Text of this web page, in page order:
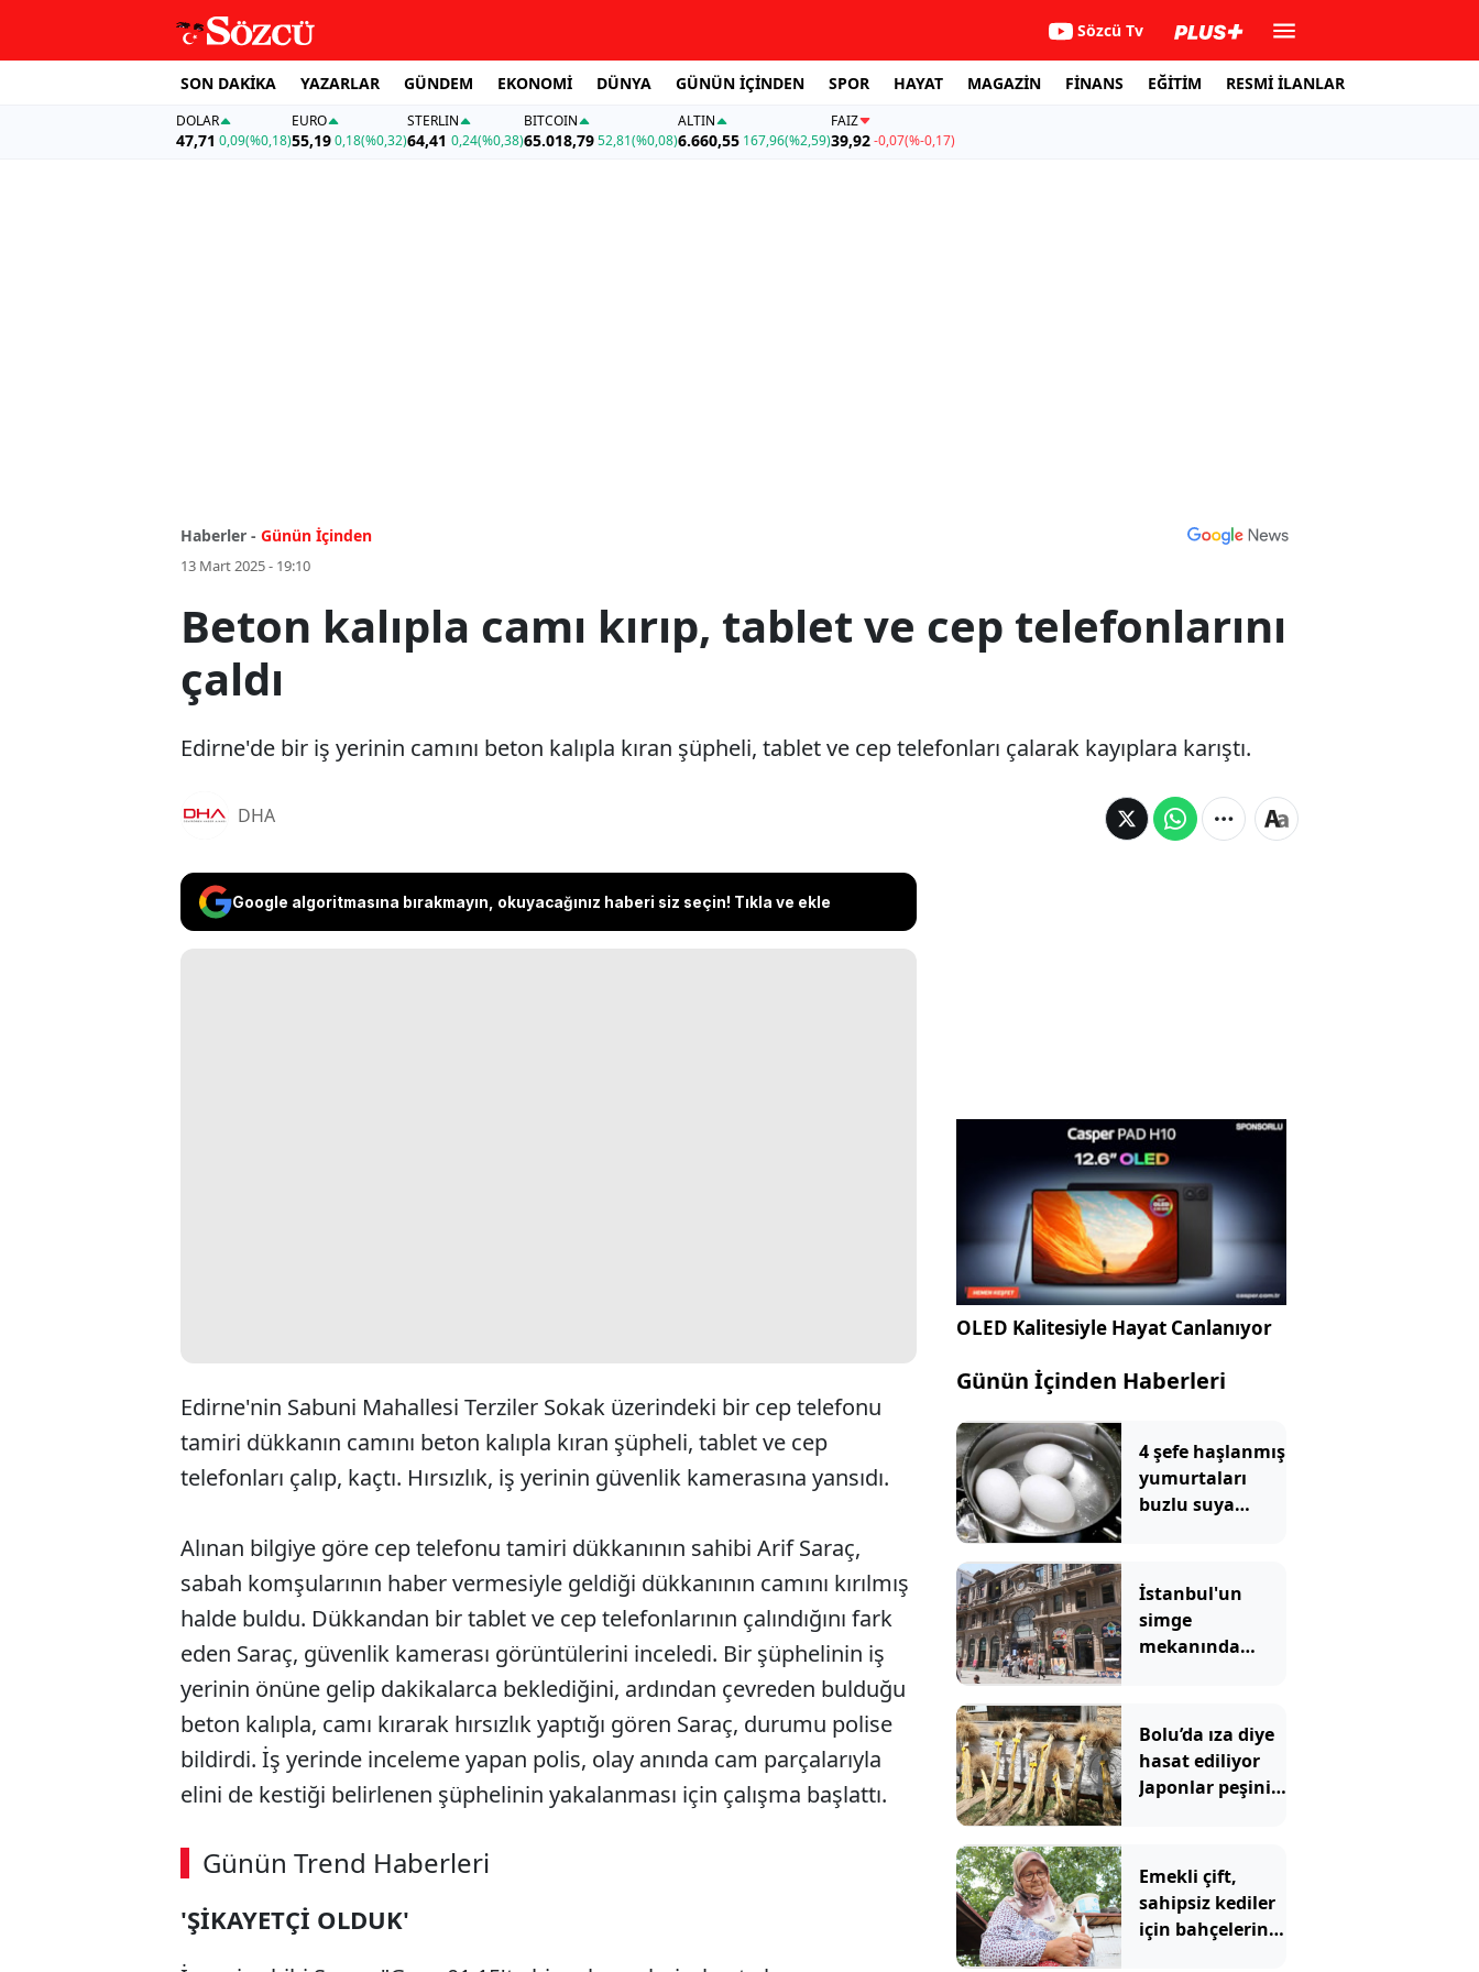
Sözcü Tv
SON DAKİKA YAZARLAR GÜNDEM EKONOMİ DÜNYA GÜNÜN İÇİNDEN SPOR HAYAT MAGAZİN FİNANS EĞİTİM RESMİ İLANLAR
DOLAR
47,71 0,09(%0,18)
EURO
55,19 0,18(%0,32)
STERLIN
64,41 0,24(%0,38)
BITCOIN
65.018,7952,81(%0,08)
ALTIN
6.660,55 167,96(%2,59)
FAİZ
39,92-0,07(%-0,17)
Haberler - Günün İçinden
13 Mart 2025 - 19:10
Beton kalıpla camı kırıp, tablet ve cep telefonlarını
çaldı
Edirne'de bir iş yerinin camını beton kalıpla kıran şüpheli, tablet ve cep telefonları çalarak kayıplara karıştı.
DHA
Google algoritmasına bırakmayın, okuyacağınız haberi siz seçin! Tıkla ve ekle
Edirne'nin Sabuni Mahallesi Terziler Sokak üzerindeki bir cep telefonu
tamiri dükkanın camını beton kalıpla kıran şüpheli, tablet ve cep
telefonları çalıp, kaçtı. Hırsızlık, iş yerinin güvenlik kamerasına yansıdı.
Alınan bilgiye göre cep telefonu tamiri dükkanının sahibi Arif Saraç,
sabah komşularının haber vermesiyle geldiği dükkanının camını kırılmış
halde buldu. Dükkandan bir tablet ve cep telefonlarının çalındığını fark
eden Saraç, güvenlik kamerası görüntülerini inceledi. Bir şüphelinin iş
yerinin önüne gelip dakikalarca beklediğini, ardından çevreden bulduğu
beton kalıpla, camı kırarak hırsızlık yaptığı gören Saraç, durumu polise
bildirdi. İş yerinde inceleme yapan polis, olay anında cam parçalarıyla
elini de kestiği belirlenen şüphelinin yakalanması için çalışma başlattı.
Günün Trend Haberleri
00:02 / 08:43
'ŞİKAYETÇİ OLDUK'
OLED Kalitesiyle Hayat Canlanıyor
Günün İçinden Haberleri
4 şefe haşlanmış
yumurtaları
buzlu suya
olmadığı
soruldu, hepsi
aynı şeyi söyledi
İstanbul'un
simge
mekanında
görüntü
Bolu’da ıza diye
hasat ediliyor
Japonlar peşini
Emekli çift,
sahipsiz kediler
için bahçelerini